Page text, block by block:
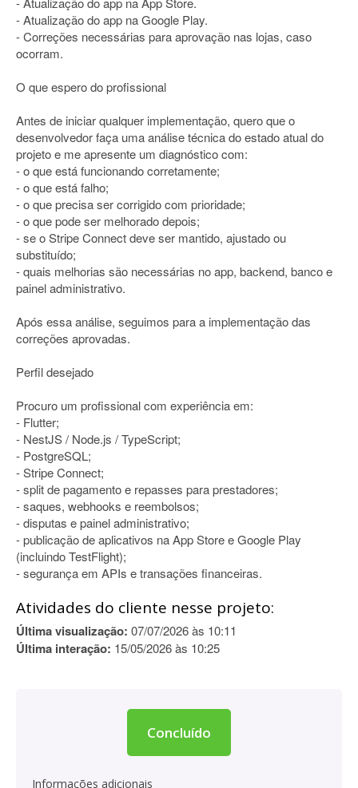
- Atualização do app na Google Play.
- Correções necessárias para aprovação nas lojas, caso
ocorram.
O que espero do profissional
Antes de iniciar qualquer implementação, quero que o
desenvolvedor faça uma análise técnica do estado atual do
projeto e me apresente um diagnóstico com:
- o que está funcionando corretamente;
- o que está falho;
- o que precisa ser corrigido com prioridade;
- o que pode ser melhorado depois;
- se o Stripe Connect deve ser mantido, ajustado ou
substituído;
- quais melhorias são necessárias no app, backend, banco e
painel administrativo.
Após essa análise, seguimos para a implementação das
correções aprovadas.
Perfil desejado
Procuro um profissional com experiência em:
- Flutter;
- NestJS / Node.js / TypeScript;
- PostgreSQL;
- Stripe Connect;
- split de pagamento e repasses para prestadores;
- saques, webhooks e reembolsos;
- disputas e painel administrativo;
- publicação de aplicativos na App Store e Google Play
(incluindo TestFlight);
- segurança em APIs e transações financeiras.
Atividades do cliente nesse projeto:
Última visualização: 07/07/2026 às 10:11
Última interação: 15/05/2026 às 10:25
Concluído
Informações adicionais